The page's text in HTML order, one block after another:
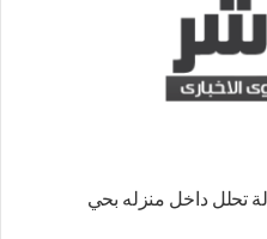
تحلل داخل منزله بحي